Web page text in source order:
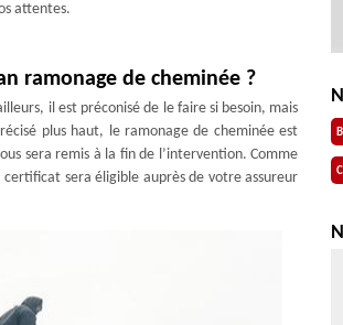
attentes.
ramonage de cheminée ?
il est préconisé de le faire si besoin, mais
plus haut, le ramonage de cheminée est
sera remis à la fin de l’intervention. Comme
sera éligible auprès de votre assureur